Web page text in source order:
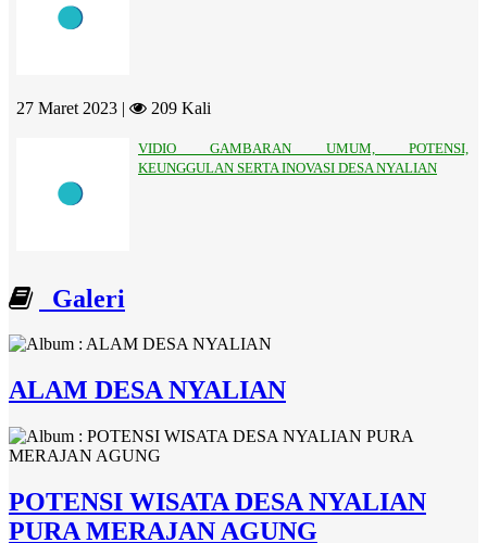
27 Maret 2023 | 209 Kali
VIDIO GAMBARAN UMUM, POTENSI,
KEUNGGULAN SERTA INOVASI DESA NYALIAN
Galeri
ALAM DESA NYALIAN
POTENSI WISATA DESA NYALIAN
PURA MERAJAN AGUNG